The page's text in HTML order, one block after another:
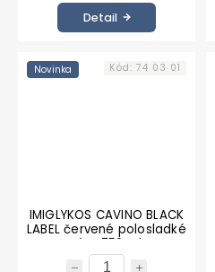
Detail
Novinka
IMIGLYKOS CAVINO BLACK
LABEL červené polosladké
víno 750 ml
Kód: 74 03 01